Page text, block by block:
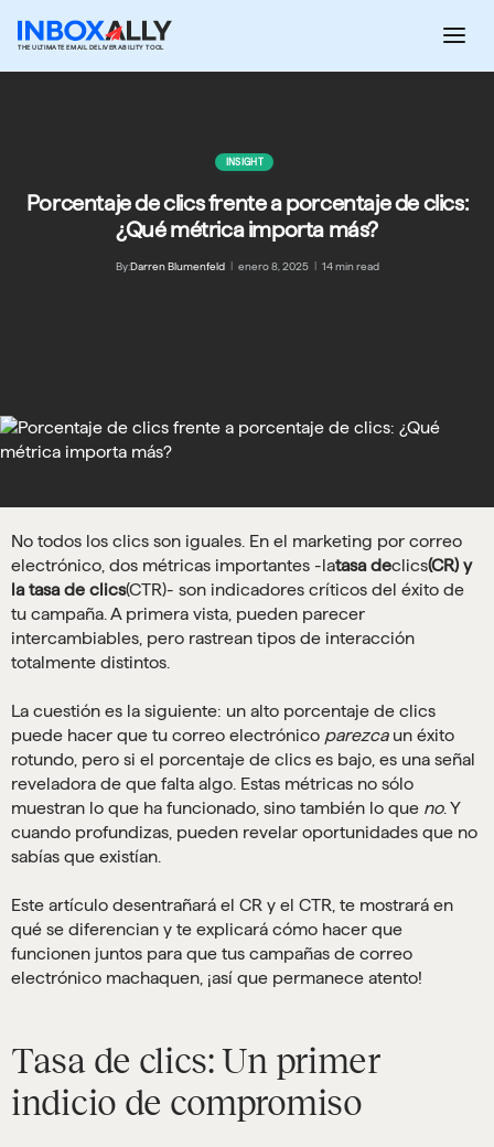
THE ULTIMATE EMAIL DELIVERABILITY TOOL
INSIGHT
Porcentaje de clics frente a porcentaje de clics:
¿Qué métrica importa más?
By:Darren Blumenfeld enero 8, 2025 14 min read
No todos los clics son iguales. En el marketing por correo
electrónico, dos métricas importantes -latasa declics(CR) y
la tasa de clics(CTR)- son indicadores críticos del éxito de
tu campaña. A primera vista, pueden parecer
intercambiables, pero rastrean tipos de interacción
totalmente distintos.
La cuestión es la siguiente: un alto porcentaje de clics
puede hacer que tu correo electrónico parezcaun éxito
rotundo, pero si el porcentaje de clics es bajo, es una señal
reveladora de que falta algo. Estas métricas no sólo
muestran lo que ha funcionado, sino también lo que no. Y
cuando profundizas, pueden revelar oportunidades que no
sabías que existían.
Este artículo desentrañará el CR y el CTR, te mostrará en
qué se diferencian y te explicará cómo hacer que
funcionen juntos para que tus campañas de correo
electrónico machaquen, ¡así que permanece atento!
Tasa de clics: Un primer
indicio de compromiso